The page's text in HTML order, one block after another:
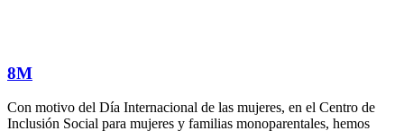
8M
Con motivo del Día Internacional de las mujeres, en el Centro de
Inclusión Social para mujeres y familias monoparentales, hemos